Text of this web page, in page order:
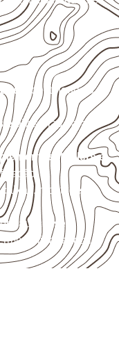
destinados a
e divisórias para
trailers e
montagem e
náutico, sem
total.